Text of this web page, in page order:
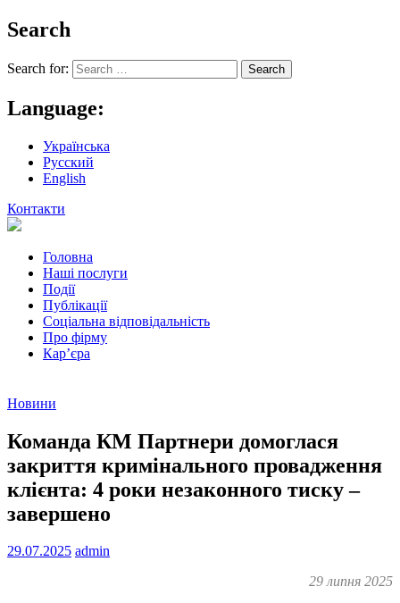
Search
Search for:
Language:
Українська
Русский
English
Контакти
Головна
Наші послуги
Події
Публікації
Соціальна відповідальність
Про фiрму
Кар’єра
Новини
Команда КМ Партнери домоглася
закриття кримінального провадження
клієнта: 4 роки незаконного тиску –
завершено
29.07.2025 admin
29 липня 2025